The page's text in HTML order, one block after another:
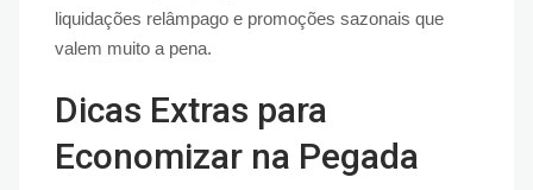
liquidações relâmpago e promoções sazonais que
valem muito a pena.
Dicas Extras para
Economizar na Pegada